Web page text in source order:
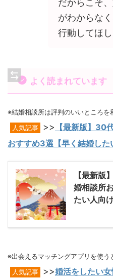
だからこそ
がわからな
行動してほ
よく読まれています
※結婚相談所は評判のいいところを
人気記事 >> 【最新版】30
おすすめ3選【早く結婚した
【最新版
婚相談所
たい人向け
※出会えるマッチングアプリを使う
人気記事 >>婚活をしたい